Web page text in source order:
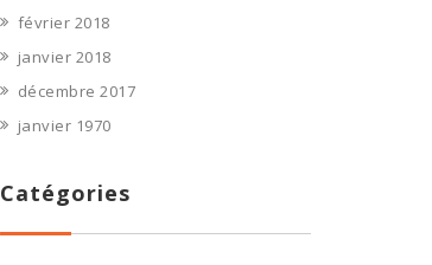
février 2018
janvier 2018
décembre 2017
janvier 1970
Catégories